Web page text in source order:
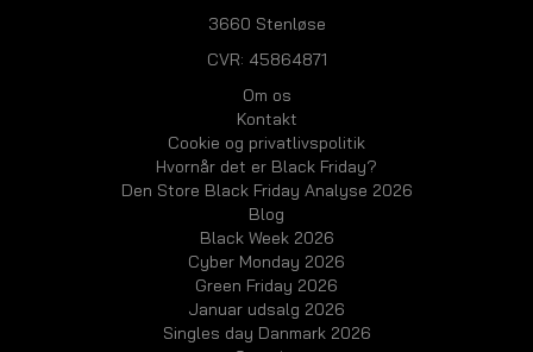
3660 Stenløse
CVR: 45864871
Om os
Kontakt
Cookie og privatlivspolitik
Hvornår det er Black Friday?
Den Store Black Friday Analyse 2026
Blog
Black Week 2026
Cyber Monday 2026
Green Friday 2026
Januar udsalg 2026
Singles day Danmark 2026